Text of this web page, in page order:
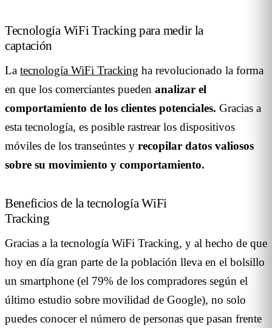
Tecnología WiFi Tracking para medir la
captación
La tecnología WiFi Tracking ha revolucionado la forma
en que los comerciantes pueden analizar el
comportamiento de los clientes potenciales. Gracias a
esta tecnología, es posible rastrear los dispositivos
móviles de los transeúntes y recopilar datos valiosos
sobre su movimiento y comportamiento.
Beneficios de la tecnología WiFi
Tracking
Gracias a la tecnología WiFi Tracking, y al hecho de que
hoy en día gran parte de la población lleva en el bolsillo
un smartphone (el 79% de los compradores según el
último estudio sobre movilidad de Google), no solo
puedes conocer el número de personas que pasan frente